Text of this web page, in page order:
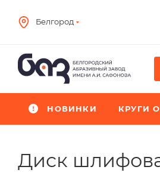
Белгород
НОВИНКИ КРУГИ
Диск